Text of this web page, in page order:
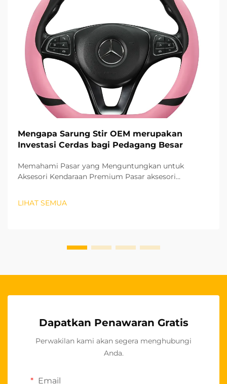
Mengapa Sarung Stir OEM merupakan
Investasi Cerdas bagi Pedagang Besar
Memahami Pasar yang Menguntungkan untuk
Aksesori Kendaraan Premium Pasar aksesori
sangat menguntungkan bagi para grosir. Produk-
LIHAT SEMUA
Dapatkan Penawaran Gratis
Perwakilan kami akan segera menghubungi
Anda.
Email